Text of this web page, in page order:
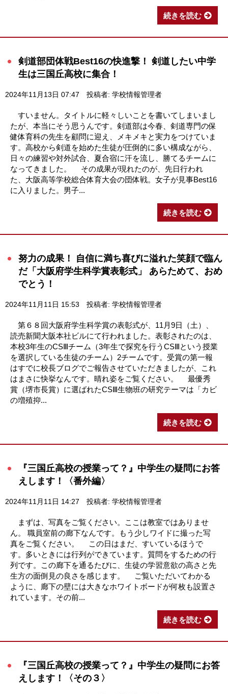
続きを読む
剣道部団体戦Best16の快進撃！ 剣道したい中学
生は三国丘高校に集合！
2024年11月13日 07:47 投稿者: 学校情報管理者
すいません。タイトルに軽々しいことを書いてしまいまし
たが、本当にそう思うんです。剣道部は今春、剣道専門の保
健体育科の先生を顧問に迎え、メキメキと実力をつけていま
す。高校から剣道を始めた生徒が圧倒的に多い構成ながら、
日々の練習や対外試合、夏合宿に汗を流し、勝てるチームに
なってきました。 その成果が現れたのが、先日行われ
た、大阪高等学校総合体育大会の団体戦。女子が見事Best16
に入りました。男子...
続きを読む
努力の成果！ 自信に満ち喜びに溢れた笑顔で臨ん
だ「大阪府学生科学賞表彰式」 あらためて、おめ
でとう！
2024年11月11日 15:53 投稿者: 学校情報管理者
第６８回大阪府学生科学賞の表彰式が、11月9日（土）、
読売新聞大阪本社ビルにて行われました。表彰されたのは、
本校3年生のCSⅢチーム（3年生で探究を行うCSⅢという授業
を選択している生徒のチーム）2チームです。受賞の第一報
はすでに校長ブログでご報告させていただきましたが、これ
はまさに快挙なんです。晴れ姿をご覧ください。 最優秀
賞（堺市長賞）に選ばれたCSⅢ生物班の研究テーマは「カビ
の増殖抑...
続きを読む
『三国丘高校の授業って？』中学生の疑問にお答
えします！〈番外編〉
2024年11月11日 14:27 投稿者: 学校情報管理者
まずは、写真をご覧ください。ここは教室ではありませ
ん。 職員室前の廊下なんです。もう少しワイドに撮った写
真をご覧ください。 この日はまだ、すいているほうで
す。多いときには行列ができています。質問をするための行
列です。この廊下を通るたびに、生徒の学習意欲の高さと先
生方の面倒見の良さを感じます。 ご覧いただいてわかる
ように、廊下の壁には大きなホワイトボードが何枚も設置さ
れています。その前...
続きを読む
『三国丘高校の授業って？』中学生の疑問にお答
えします！〈その３〉